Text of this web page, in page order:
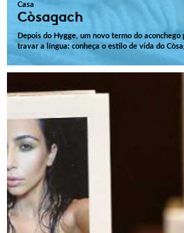
Casa
Còsagach
Depois do Hygge, um novo termo do aconchego
travar a língua: conheça o estilo de vida do